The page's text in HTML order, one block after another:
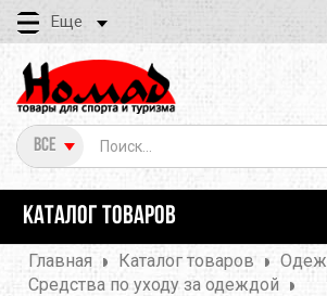
Еще
Все
КАТАЛОГ ТОВАРОВ
Главная Каталог товаров
Средства по уходу за одеждой